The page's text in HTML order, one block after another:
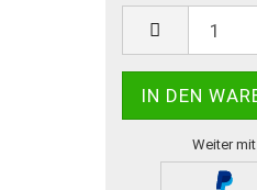
Stück
Weiter mit